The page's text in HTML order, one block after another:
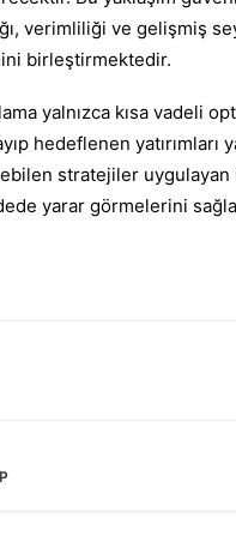
verimliliği ve gelişmiş
birleştirmektedir.
yalnızca kısa vadeli
hedeflenen yatırımları
stratejiler
yarar görmelerini